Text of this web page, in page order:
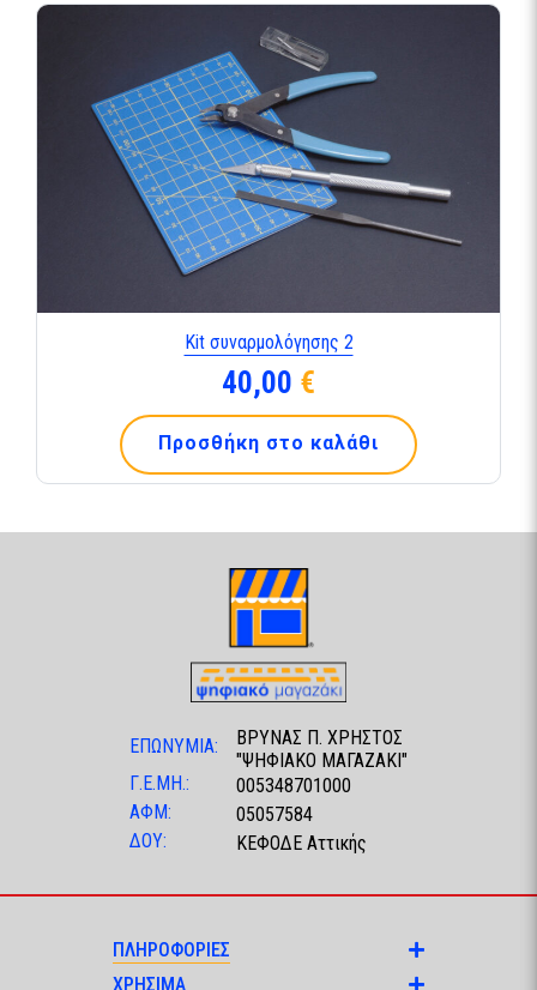
Kit συναρμολόγησης 2
40,00 €
Προσθήκη στο καλάθι
ΕΠΩΝΥΜΙΑ:
ΒΡΥΝΑΣ Π. ΧΡΗΣΤΟΣ
"ΨΗΦΙΑΚΟ ΜΑΓΑΖΑΚΙ"
Γ.Ε.ΜΗ.:
005348701000
ΑΦΜ:
05057584
ΔΟΥ:
ΚΕΦΟΔΕ Αττικής
ΠΛΗΡΟΦΟΡΙΕΣ
ΧΡΗΣΙΜΑ